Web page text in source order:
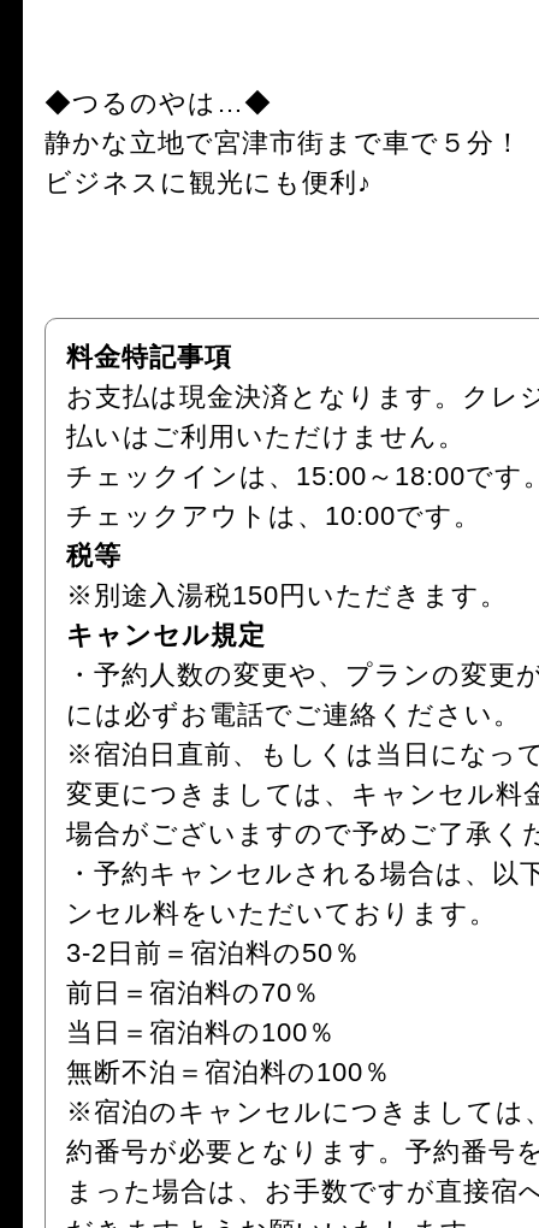
◆つるのやは…◆
静かな立地で宮津市街まで車で５分！
ビジネスに観光にも便利♪
料金特記事項
お支払は現金決済となります。クレ
払いはご利用いただけません。
チェックインは、15:00～18:00です
チェックアウトは、10:00です。
税等
※別途入湯税150円いただきます。
キャンセル規定
・予約人数の変更や、プランの変更
には必ずお電話でご連絡ください。
※宿泊日直前、もしくは当日になっ
変更につきましては、キャンセル料
場合がございますので予めご了承く
・予約キャンセルされる場合は、以
ンセル料をいただいております。
3-2日前＝宿泊料の50％
前日＝宿泊料の70％
当日＝宿泊料の100％
無断不泊＝宿泊料の100％
※宿泊のキャンセルにつきましては
約番号が必要となります。予約番号
まった場合は、お手数ですが直接宿